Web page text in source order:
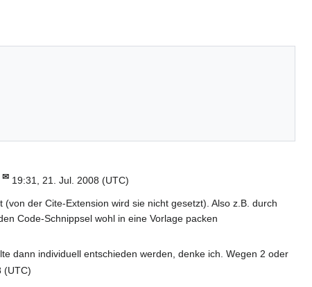
✉ 19:31, 21. Jul. 2008 (UTC)
der Cite-Extension wird sie nicht gesetzt). Also z.B. durch
Code-Schnippsel wohl in eine Vorlage packen
dann individuell entschieden werden, denke ich. Wegen 2 oder
(UTC)